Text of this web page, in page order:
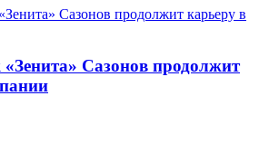
Сазонов продолжит